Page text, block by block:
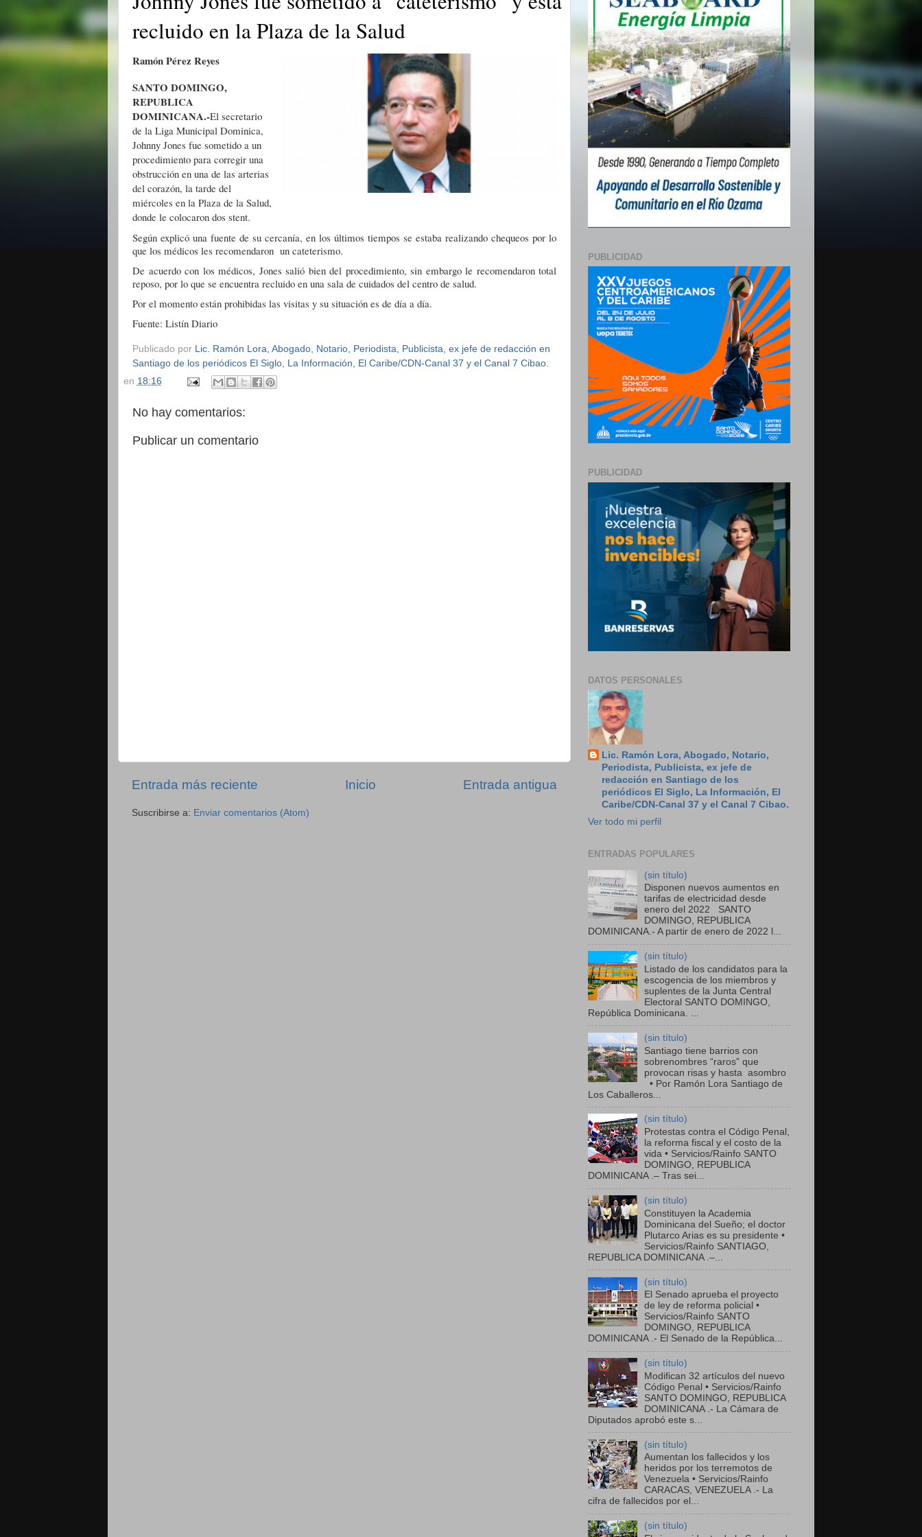
recluido en la Plaza de la Salud
Ramón Pérez Reyes
SANTO DOMINGO,
REPUBLICA
DOMINICANA.-El secretario
de la Liga Municipal Dominica,
Johnny Jones fue sometido a un
procedimiento para corregir una
obstrucción en una de las arterias
del corazón, la tarde del
miércoles en la Plaza de la Salud,
donde le colocaron dos stent.
Según explicó una fuente de su cercanía, en los últimos tiempos se estaba realizando chequeos por lo
que los médicos les recomendaron un cateterismo.
De acuerdo con los médicos, Jones salió bien del procedimiento, sin embargo le recomendaron total
reposo, por lo que se encuentra recluido en una sala de cuidados del centro de salud.
Por el momento están prohibidas las visitas y su situación es de día a día.
Fuente: Listín Diario
Publicado por
Lic. Ramón Lora, Abogado, Notario, Periodista, Publicista, ex jefe de redacción en
Santiago de los periódicos El Siglo, La Información, El Caribe/CDN-Canal 37 y el Canal 7 Cibao.
en 18:16
No hay comentarios:
Publicar un comentario
Entrada más reciente Entrada antigua
Inicio
Suscribirse a: Enviar comentarios (Atom)
PUBLICIDAD
PUBLICIDAD
DATOS PERSONALES
Lic. Ramón Lora, Abogado, Notario,
Periodista, Publicista, ex jefe de
redacción en Santiago de los
periódicos El Siglo, La Información, El
Caribe/CDN-Canal 37 y el Canal 7 Cibao.
Ver todo mi perfil
ENTRADAS POPULARES
(sin título)
Disponen nuevos aumentos en
tarifas de electricidad desde
enero del 2022 SANTO
DOMINGO, REPUBLICA
DOMINICANA.- A partir de enero de 2022 l...
(sin título)
Listado de los candidatos para la
escogencia de los miembros y
suplentes de la Junta Central
Electoral SANTO DOMINGO,
República Dominicana. ...
(sin título)
Santiago tiene barrios con
sobrenombres “raros” que
provocan risas y hasta asombro
• Por Ramón Lora Santiago de
Los Caballeros...
(sin título)
Protestas contra el Código Penal,
la reforma fiscal y el costo de la
vida • Servicios/Rainfo SANTO
DOMINGO, REPUBLICA
DOMINICANA .– Tras sei...
(sin título)
Constituyen la Academia
Dominicana del Sueño; el doctor
Plutarco Arias es su presidente •
Servicios/Rainfo SANTIAGO,
REPUBLICA DOMINICANA .–...
(sin título)
El Senado aprueba el proyecto
de ley de reforma policial •
Servicios/Rainfo SANTO
DOMINGO, REPUBLICA
DOMINICANA .- El Senado de la República...
(sin título)
Modifican 32 artículos del nuevo
Código Penal • Servicios/Rainfo
SANTO DOMINGO, REPUBLICA
DOMINICANA .- La Cámara de
Diputados aprobó este s...
(sin título)
Aumentan los fallecidos y los
heridos por los terremotos de
Venezuela • Servicios/Rainfo
CARACAS, VENEZUELA .- La
cifra de fallecidos por el...
(sin título)